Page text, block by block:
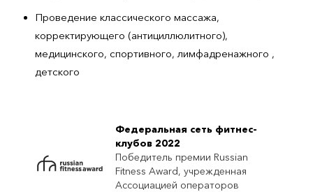
Проведение классического массажа,
корректирующего (антициллюлитного),
медицинского, спортивного, лимфадренажного ,
детского
Федеральная сеть фитнес-
клубов 2022
Победитель премии Russian
Fitness Award, учрежденная
Ассоциацией операторов